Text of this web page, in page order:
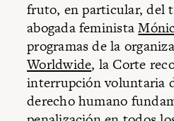
fruto, en particular, del
abogada feminista
programas de la
Worldwide, la Corte
interrupción voluntaria
derecho humano